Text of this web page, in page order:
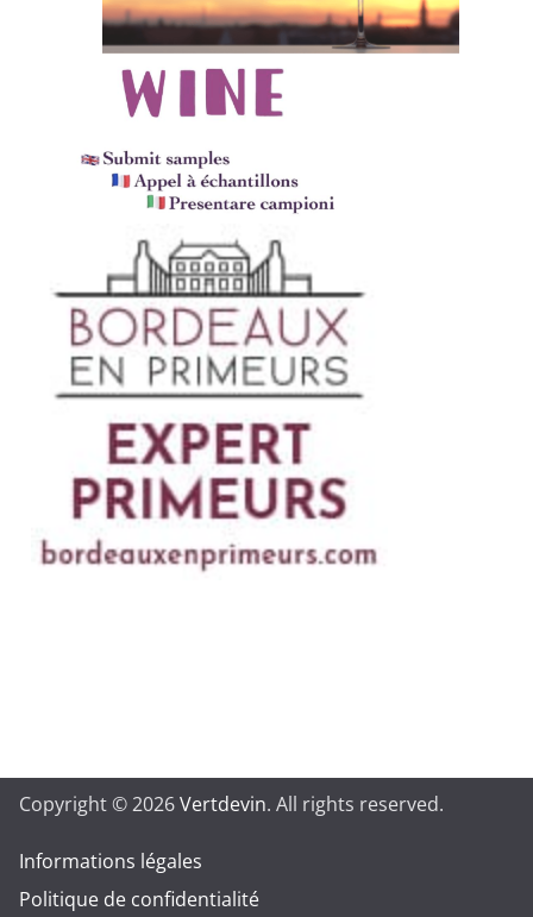
Copyright © 2026Vertdevin. All rights reserved.
Informations légales
Politique de confidentialité